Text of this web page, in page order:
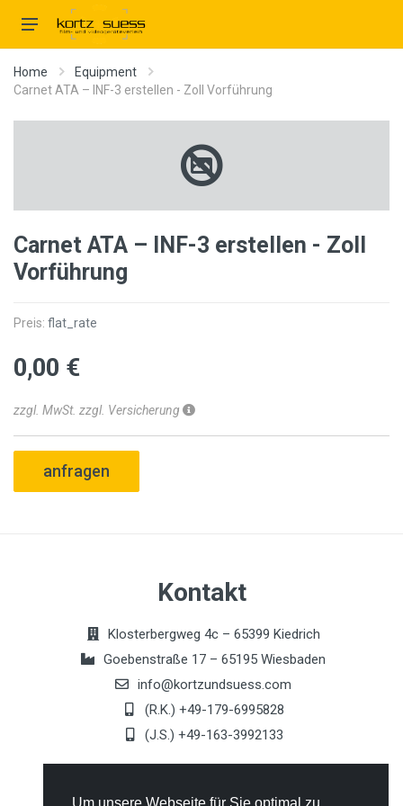
Home
Equipment
Carnet ATA – INF-3 erstellen - Zoll Vorführung
Carnet ATA – INF-3 erstellen - Zoll
Vorführung
Preis: flat_rate
0,00 €
zzgl. MwSt. zzgl. Versicherung
anfragen
Kontakt
Klosterbergweg 4c – 65399 Kiedrich
Goebenstraße 17 – 65195 Wiesbaden
info@kortzundsuess.com
(R.K.) +49-179-6995828
(J.S.) +49-163-3992133
Allgemeines